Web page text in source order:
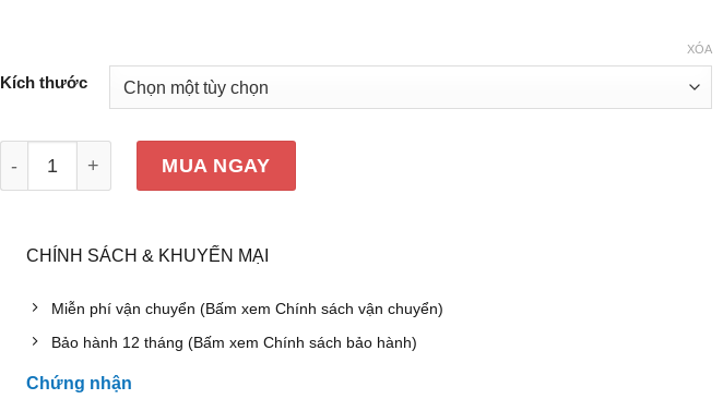
Kích thước
XÓA
MUA NGAY
CHÍNH SÁCH & KHUYẾN MẠI
Miễn phí vận chuyển (Bấm xem Chính sách vận chuyển)
Bảo hành 12 tháng (Bấm xem Chính sách bảo hành)
Chứng nhận